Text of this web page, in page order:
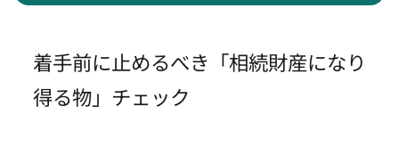
着手前に止めるべき「相続財産になり
得る物」チェック